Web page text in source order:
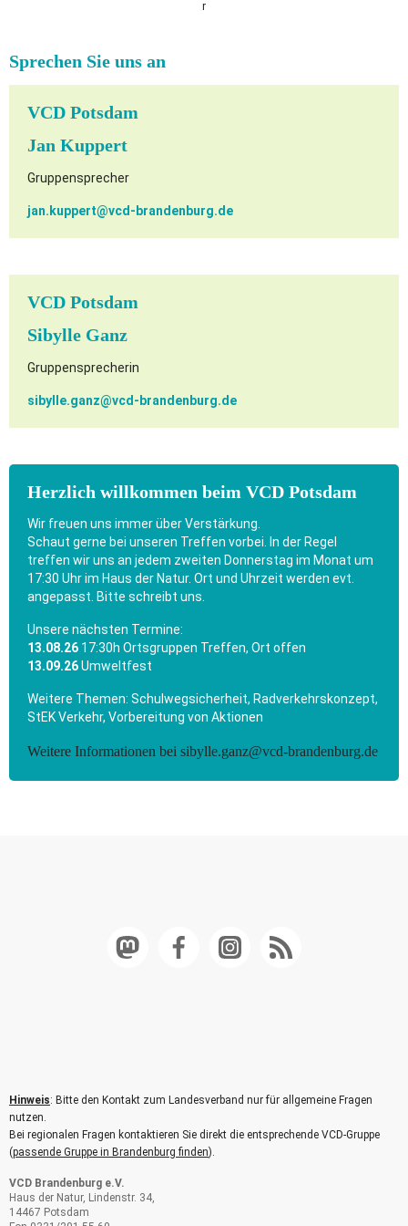
r
Sprechen Sie uns an
VCD Potsdam
Jan Kuppert
Gruppensprecher
jan.kuppert@vcd-brandenburg.de
VCD Potsdam
Sibylle Ganz
Gruppensprecherin
sibylle.ganz@vcd-brandenburg.de
Herzlich willkommen beim VCD Potsdam
Wir freuen uns immer über Verstärkung.
Schaut gerne bei unseren Treffen vorbei. In der Regel
treffen wir uns an jedem zweiten Donnerstag im Monat um
17:30 Uhr im Haus der Natur. Ort und Uhrzeit werden evt.
angepasst. Bitte schreibt uns.
Unsere nächsten Termine:
13.08.26 17:30h Ortsgruppen Treffen, Ort offen
13.09.26Umweltfest
Weitere Themen: Schulwegsicherheit, Radverkehrskonzept,
StEK Verkehr, Vorbereitung von Aktionen
Weitere Informationen bei sibylle.ganz@vcd-brandenburg.de
Hinweis: Bitte den Kontakt zum Landesverband nur für allgemeine Fragen
nutzen.
Bei regionalen Fragen kontaktieren Sie direkt die entsprechende VCD-Gruppe
(passende Gruppe in Brandenburg finden).
VCD Brandenburg e.V.
Haus der Natur, Lindenstr. 34,
14467 Potsdam